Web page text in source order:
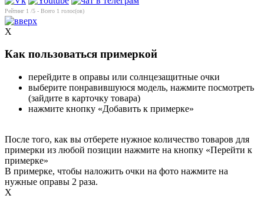
Рейтинг 1 /5 - Всего 1 голос(ов)
X
Как пользоваться примеркой
перейдите в оправы или солнцезащитные очки
выберите понравившуюся модель, нажмите посмотреть
(зайдите в карточку товара)
нажмите кнопку «Добавить к примерке»
После того, как вы отберете нужное количество товаров для
примерки из любой позиции нажмите на кнопку «Перейти к
примерке»
В примерке, чтобы наложить очки на фото нажмите на
нужные оправы 2 раза.
X